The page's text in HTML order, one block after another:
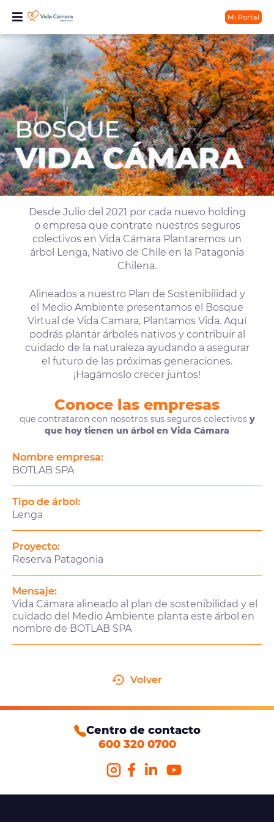
Mi Portal
Desde Julio del 2021 por cada nuevo holding
o empresa que contrate nuestros seguros
colectivos en Vida Cámara Plantaremos un
árbol Lenga, Nativo de Chile en la Patagonia
Chilena.
Alineados a nuestro Plan de Sostenibilidad y
el Medio Ambiente presentamos el Bosque
Virtual de Vida Camara, Plantamos Vida. Aquí
podrás plantar árboles nativos y contribuir al
cuidado de la naturaleza ayudando a asegurar
el futuro de las próximas generaciones.
¡Hagámoslo crecer juntos!
Conoce las empresas
que contrataron con nosotros sus seguros colectivos y
que hoy tienen un árbol en Vida Cámara
Nombre empresa:
BOTLAB SPA
Tipo de árbol:
Lenga
Proyecto:
Reserva Patagonia
Mensaje:
Vida Cámara alineado al plan de sostenibilidad y el
cuidado del Medio Ambiente planta este árbol en
nombre de BOTLAB SPA
Volver
Centro de contacto
600 320 0700